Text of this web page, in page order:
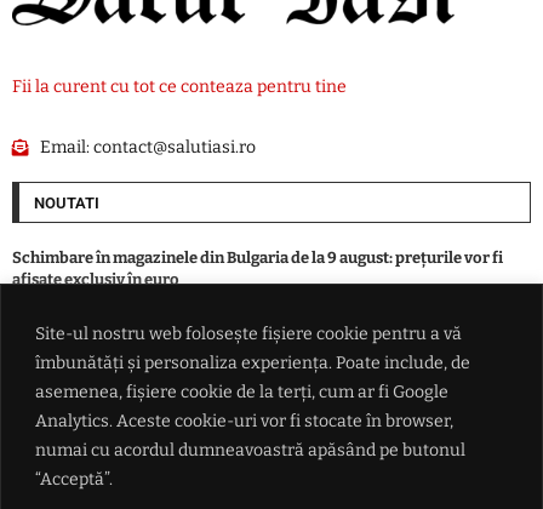
Site-ul nostru web folosește fișiere cookie pentru a vă
îmbunătăți și personaliza experiența. Poate include, de
asemenea, fișiere cookie de la terți, cum ar fi Google
Analytics. Aceste cookie-uri vor fi stocate în browser,
numai cu acordul dumneavoastră apăsând pe butonul
“Acceptă”.
Fii la curent cu tot ce conteaza pentru tine
Email:contact@salutiasi.ro
NOUTATI
Schimbare în magazinele din Bulgaria de la 9 august: prețurile vor fi
afișate exclusiv în euro
Vot zdrobitor în Senatul SUA: tarife de până la 100% pentru țările care
mai cumpără gaz și petrol de la Putin
România indicată drept câștigătoare în lupta pentru traficul din
Balcani: De ce Bulgaria se teme că va rămâne o 'pată gri' pe coridorul
Schengen de la Atena la Budapesta